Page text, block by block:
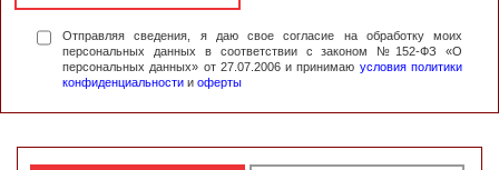
Отправляя сведения, я даю свое согласие на обработку моих
персональных данных в соответствии с законом №152-ФЗ «О
персональных данных» от 27.07.2006 и принимаю условия политики
конфиденциальности и оферты